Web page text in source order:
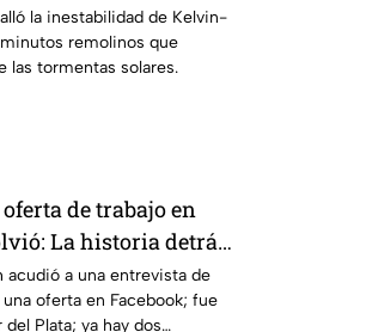
tormentas solares
la inestabilidad de Kelvin-
remolinos que
las tormentas solares.
de trabajo en
La historia detrás
Juana Mailén
acudió a una entrevista de
oferta en Facebook; fue
Plata; ya hay dos